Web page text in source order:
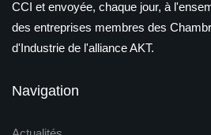
CCI et envoyée, chaque jour, à
des entreprises membres des
d'Industrie de l'alliance AKT.
Navigation